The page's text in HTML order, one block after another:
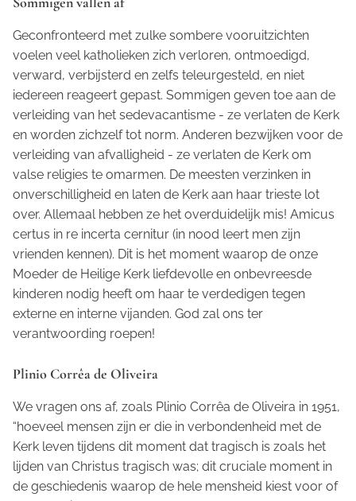
Geconfronteerd met zulke sombere vooruitzichten
voelen veel katholieken zich verloren, ontmoedigd,
verward, verbijsterd en zelfs teleurgesteld, en niet
iedereen reageert gepast. Sommigen geven toe aan de
verleiding van het sedevacantisme - ze verlaten de Kerk
en worden zichzelf tot norm. Anderen bezwijken voor de
verleiding van afvalligheid - ze verlaten de Kerk om
valse religies te omarmen. De meesten verzinken in
onverschilligheid en laten de Kerk aan haar trieste lot
over. Allemaal hebben ze het overduidelijk mis! Amicus
certus in re incerta cernitur (in nood leert men zijn
vrienden kennen). Dit is het moment waarop de onze
Moeder de Heilige Kerk liefdevolle en onbevreesde
kinderen nodig heeft om haar te verdedigen tegen
externe en interne vijanden. God zal ons ter
verantwoording roepen!
Plinio Corrêa de Oliveira
We vragen ons af, zoals Plinio Corrêa de Oliveira in 1951,
“hoeveel mensen zijn er die in verbondenheid met de
Kerk leven tijdens dit moment dat tragisch is zoals het
lijden van Christus tragisch was; dit cruciale moment in
de geschiedenis waarop de hele mensheid kiest voor of